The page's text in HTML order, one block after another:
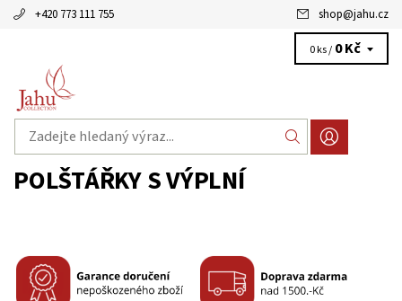
+420 773 111 755 shop@jahu.cz
0 ks / 0 Kč
POLŠTÁŘKY S VÝPLNÍ